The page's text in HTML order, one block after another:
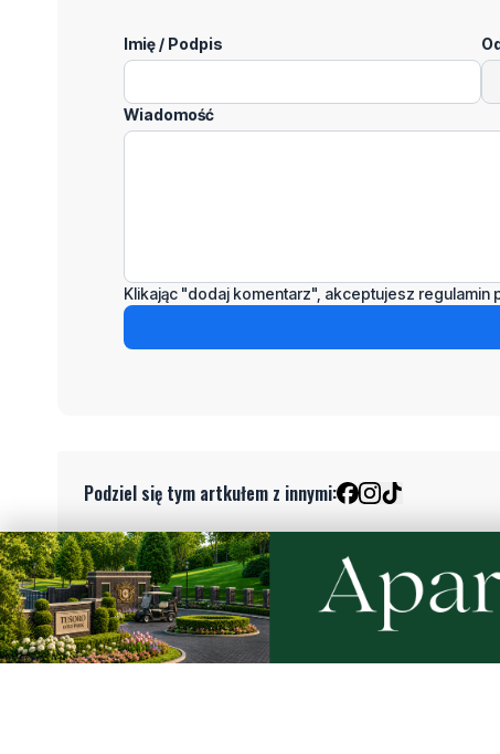
Imię / Podpis
Wiadomość
Klikając "dodaj komentarz", akceptujesz regulamin
Podziel się tym artkułem z innymi:
Czytaj również